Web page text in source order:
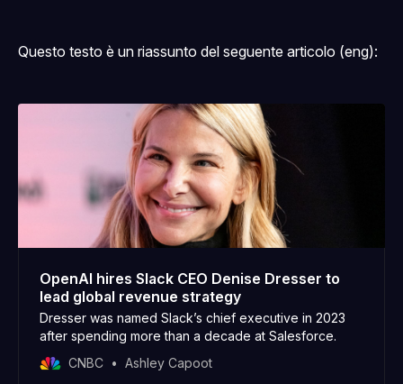
Questo testo è un riassunto del seguente articolo (eng):
OpenAI hires Slack CEO Denise Dresser to
lead global revenue strategy
Dresser was named Slack’s chief executive in 2023
after spending more than a decade at Salesforce.
CNBC
Ashley Capoot